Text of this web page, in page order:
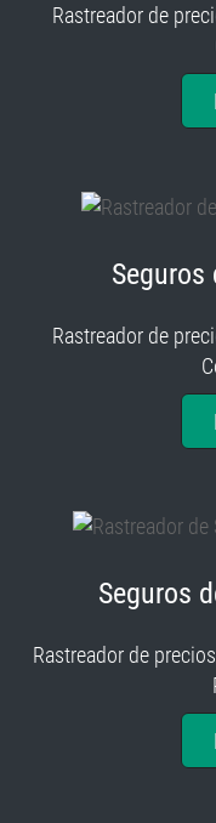
Rastreador de
Seguros
Rastreador de
Seguros
Rastreador de